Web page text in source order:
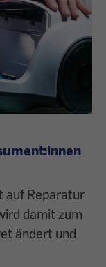
auf Reparatur
damit zum
ändert und